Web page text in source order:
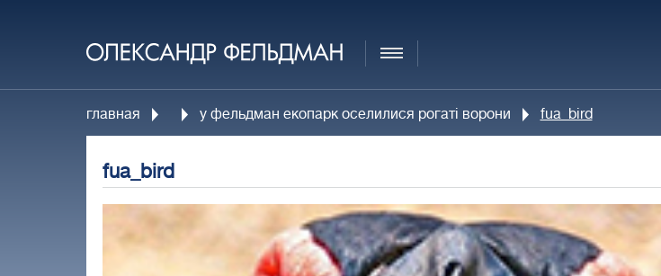
главная у фельдман екопарк оселилися рогаті ворони fua_bird
fua_bird